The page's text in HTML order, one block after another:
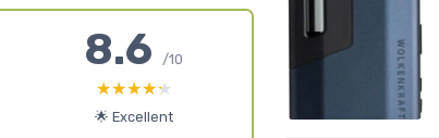
8.6/10
★★★★★
★★★★★
🌟 Excellent